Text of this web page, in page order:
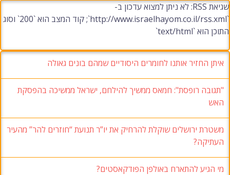
שגיאת RSS: לא ניתן למצוא עדכון ב-
`http://www.israelhayom.co.il/rss.xml`; קוד המצב הוא `200` וסוג
התוכן הוא `text/html`
איתן החזיר אותנו לחומרים היסודיים שמהם בונים גאולה
"תגובה רופסת": חמאס ממשיך להילחם, ישראל ממשיכה בהפסקת
האש
משטרת ירושלים שוקלת להרחיק את יו”ר תנועת “חוזרים להר” מהעיר
העתיקה?
מי הגיע להתארח באולפן הפודקאסטים?